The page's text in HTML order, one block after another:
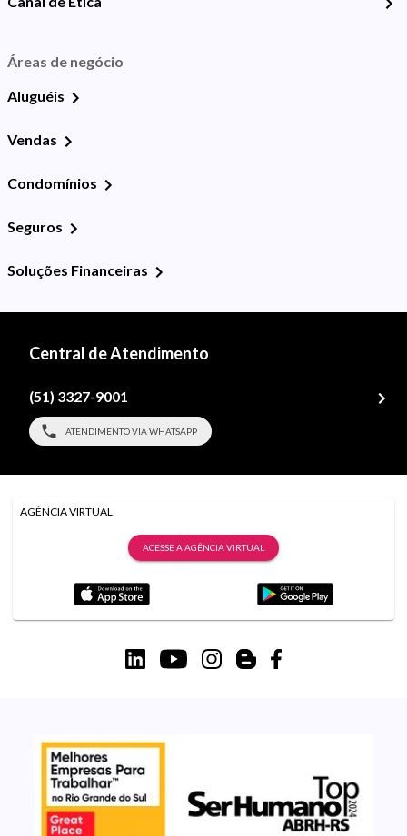
Áreas de negócio
Aluguéis
Vendas
Condomínios
Seguros
Soluções Financeiras
Central de Atendimento
(51) 3327-9001
ATENDIMENTO VIA WHATSAPP
AGÊNCIA VIRTUAL
ACESSE A AGÊNCIA VIRTUAL